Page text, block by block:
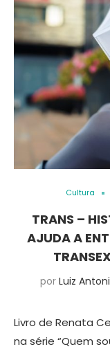
Cultura
TRANS –
AJUDA A
por Luiz
Livro de Renata
na série “Quem